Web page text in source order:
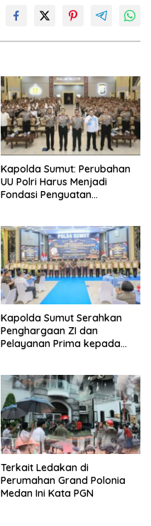
Kapolda Sumut: Perubahan
UU Polri Harus Menjadi
Fondasi Penguatan
Kapolda Sumut Serahkan
Penghargaan ZI dan
Pelayanan Prima kepada
Terkait Ledakan di
Perumahan Grand Polonia
Medan Ini Kata PGN